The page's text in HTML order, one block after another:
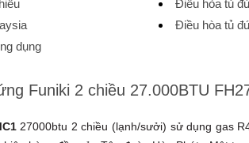
Điều hòa tủ
Điều hòa tủ
dụng
Funiki 2 chiều 27.000BTU
27000btu 2 chiều (lạnh/sưởi) sử dụng gas